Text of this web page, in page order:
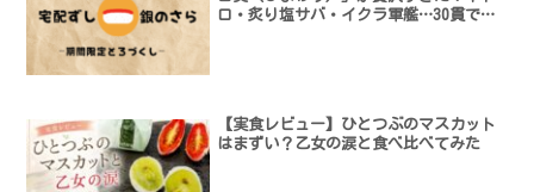
ロ・炙り塩サバ・イクラ軍艦…30貫で大
【実食レビュー】ひとつぶのマスカット
はまずい？乙女の涙と食べ比べてみた